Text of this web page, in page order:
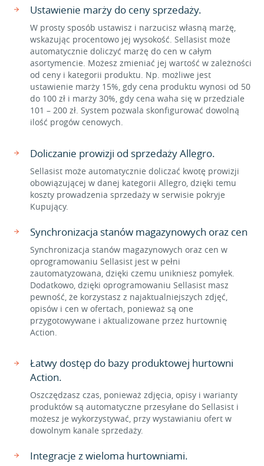
Ustawienie marży do ceny sprzedaży.
W prosty sposób ustawisz i narzucisz własną marżę,
wskazując procentowo jej wysokość. Sellasist może
automatycznie doliczyć marżę do cen w całym
asortymencie. Możesz zmieniać jej wartość w zależności
od ceny i kategorii produktu. Np. możliwe jest
ustawienie marży 15%, gdy cena produktu wynosi od 50
do 100 zł i marży 30%, gdy cena waha się w przedziale
101 – 200 zł. System pozwala skonfigurować dowolną
ilość progów cenowych.
Doliczanie prowizji od sprzedaży Allegro.
Sellasist może automatycznie doliczać kwotę prowizji
obowiązującej w danej kategorii Allegro, dzięki temu
koszty prowadzenia sprzedaży w serwisie pokryje
Kupujący.
Synchronizacja stanów magazynowych oraz cen
Synchronizacja stanów magazynowych oraz cen w
oprogramowaniu Sellasist jest w pełni
zautomatyzowana, dzięki czemu unikniesz pomyłek.
Dodatkowo, dzięki oprogramowaniu Sellasist masz
pewność, że korzystasz z najaktualniejszych zdjęć,
opisów i cen w ofertach, ponieważ są one
przygotowywane i aktualizowane przez hurtownię
Action.
Łatwy dostęp do bazy produktowej hurtowni
Action.
Oszczędzasz czas, ponieważ zdjęcia, opisy i warianty
produktów są automatyczne przesyłane do Sellasist i
możesz je wykorzystywać, przy wystawianiu ofert w
dowolnym kanale sprzedaży.
Integracje z wieloma hurtowniami.